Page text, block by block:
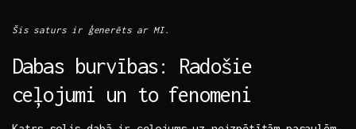
Šis saturs ir ​ģenerēts ar MI.
Dabas burvības: Radošie
ceļojumi un to ⁤fenomeni